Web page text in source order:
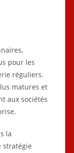
pour les
réguliers.
matures et
aux sociétés
la
stratégie